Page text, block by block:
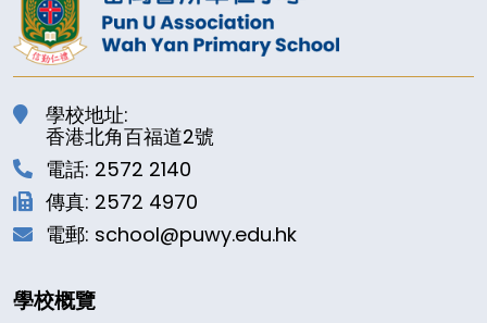
學校地址:
香港北角百福道2號
電話: 2572 2140
傳真: 2572 4970
電郵: school@puwy.edu.hk
學校概覽